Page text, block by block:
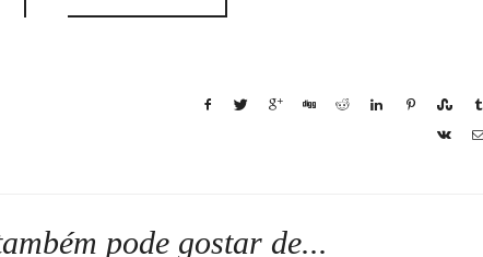
pode gostar de...